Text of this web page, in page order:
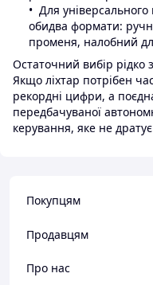
Для
обидва формати:
променя, налобний
Остаточний вибір рідко
Якщо ліхтар потрібен
рекордні цифри, а
передбачуваної
керування, яке не
Покупцям
Продавцям
Про нас